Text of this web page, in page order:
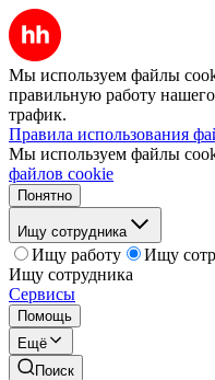
Мы используем файлы
правильную работу нашего
трафик.
Правила использования
Мы используем файлы
файлов cookie
Понятно
Ищу сотрудника
Ищу работу
Ищу
Ищу сотрудника
Сервисы
Помощь
Ещё
Поиск